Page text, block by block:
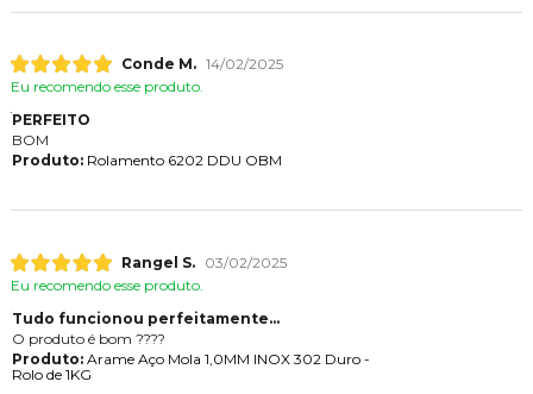
Conde M. 14/02/2025
Eu recomendo esse produto.
PERFEITO
BOM
Produto:Rolamento 6202 DDU OBM
Rangel S.
03/02/2025
Eu recomendo esse produto.
Tudo funcionou perfeitamente...
O produto é bom ????
Produto:Arame Aço Mola 1,0MM INOX 302 Duro -
Rolo de 1KG